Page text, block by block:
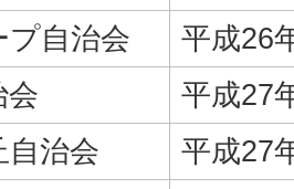
プ自治会
平成26
会
平成27
自治会
平成27